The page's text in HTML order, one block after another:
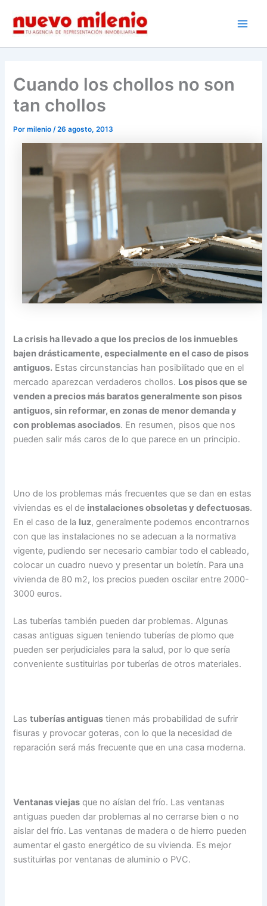
contenido
Cuando los chollos no son
tan chollos
Pormilenio /26 agosto, 2013
La crisis ha llevado a que los precios de los inmuebles
bajen drásticamente, especialmente en el caso de pisos
antiguos. Estas circunstancias han posibilitado que en el
mercado aparezcan verdaderos chollos. Los pisos que se
venden a precios más baratos generalmente son pisos
antiguos, sin reformar, en zonas de menor demanda y
con problemas asociados. En resumen, pisos que nos
pueden salir más caros de lo que parece en un principio.
Uno de los problemas más frecuentes que se dan en estas
viviendas es el de instalaciones obsoletas y defectuosas.
En el caso de la luz, generalmente podemos encontrarnos
con que las instalaciones no se adecuan a la normativa
vigente, pudiendo ser necesario cambiar todo el cableado,
colocar un cuadro nuevo y presentar un boletín. Para una
vivienda de 80 m2, los precios pueden oscilar entre 2000-
3000 euros.
Las tuberías también pueden dar problemas. Algunas
casas antiguas siguen teniendo tuberías de plomo que
pueden ser perjudiciales para la salud, por lo que sería
conveniente sustituirlas por tuberías de otros materiales.
Lastuberías antiguas tienen más probabilidad de sufrir
fisuras y provocar goteras, con lo que la necesidad de
reparación será más frecuente que en una casa moderna.
Ventanas viejas que no aíslan del frío. Las ventanas
antiguas pueden dar problemas al no cerrarse bien o no
aislar del frío. Las ventanas de madera o de hierro pueden
aumentar el gasto energético de su vivienda. Es mejor
sustituirlas por ventanas de aluminio o PVC.